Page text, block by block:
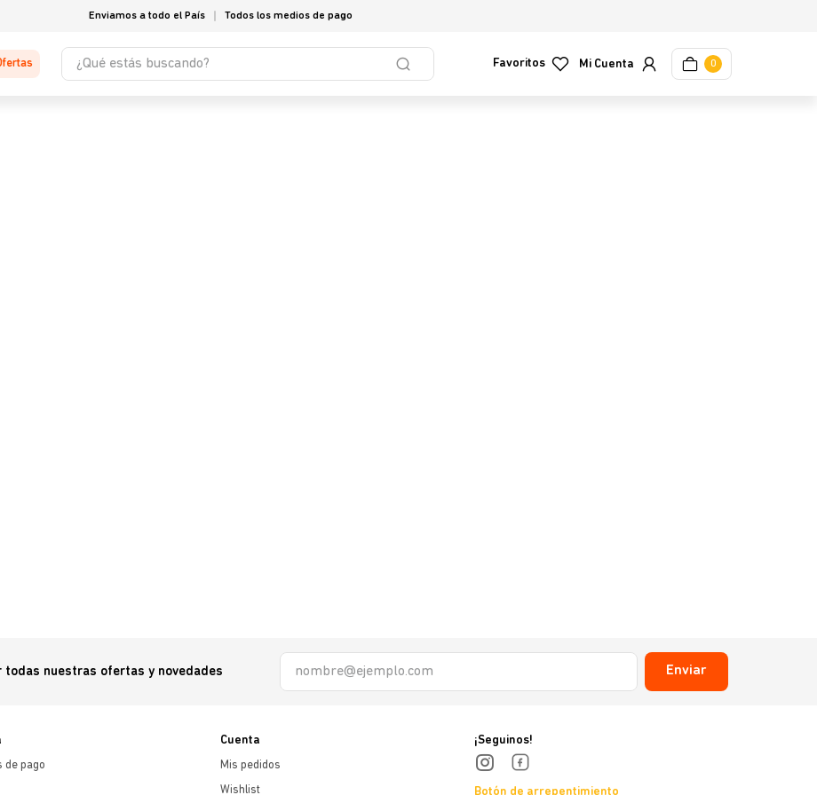
Enviamos a todo el País Todos los medios de pago
¿Qué estás buscando?
Favoritos 0
nuestras ofertas y novedades Enviar
de pago
Cuenta
Mis pedidos
Wishlist
¡Seguinos!
Botón de arrepentimiento